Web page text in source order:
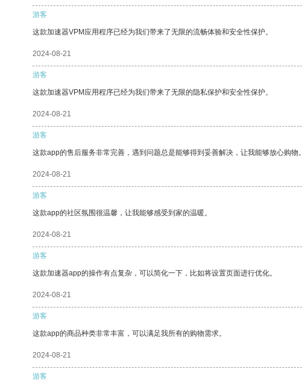
游客
这款加速器VPM应用程序已经为我们带来了无限的流畅体验和安全性保护。
2024-08-21
游客
这款加速器VPM应用程序已经为我们带来了无限的隐私保护和安全性保护。
2024-08-21
游客
这款app的售后服务非常完善，遇到问题总是能够得到妥善解决，让我能够放心购物。
2024-08-21
游客
这款app的社区氛围很温馨，让我能够感受到家的温暖。
2024-08-21
游客
这款加速器app的操作有点复杂，可以简化一下，比如将设置页面进行优化。
2024-08-21
游客
这款app的商品种类非常丰富，可以满足我所有的购物需求。
2024-08-21
游客